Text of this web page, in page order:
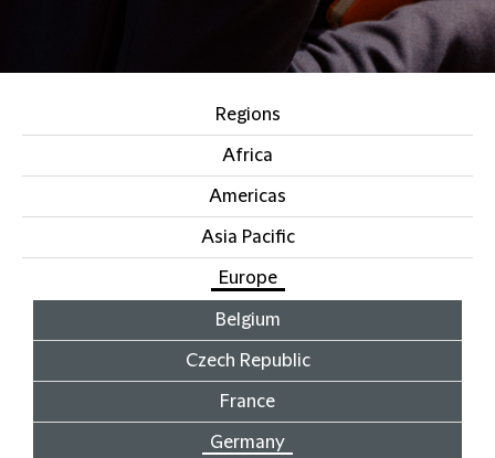
Regions
Africa
Americas
Asia Pacific
Europe
Belgium
Czech Republic
France
Germany